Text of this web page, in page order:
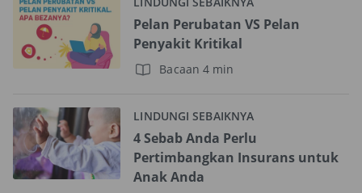
Pelan Perubatan VS Pelan
Penyakit Kritikal
Bacaan 4 min
LINDUNGI SEBAIKNYA
4 Sebab Anda Perlu
Pertimbangkan Insurans untuk
Anak Anda